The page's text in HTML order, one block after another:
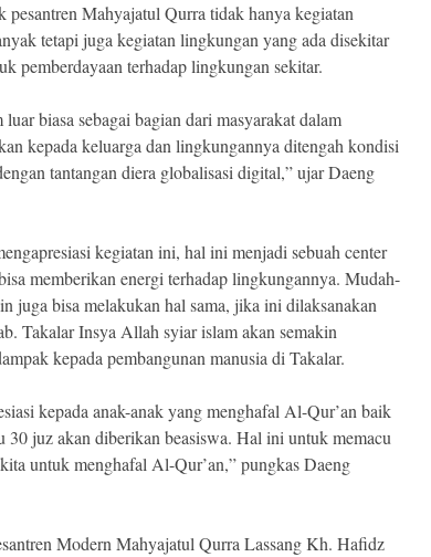
pesantren Mahyajatul Qurra tidak hanya kegiatan
tetapi juga kegiatan lingkungan yang ada disekitar
pemberdayaan terhadap lingkungan sekitar.
biasa sebagai bagian dari masyarakat dalam
kepada keluarga dan lingkungannya ditengah kondisi
tantangan diera globalisasi digital,” ujar Daeng
kegiatan ini, hal ini menjadi sebuah center
memberikan energi terhadap lingkungannya. Mudah-
juga bisa melakukan hal sama, jika ini dilaksanakan
Takalar Insya Allah syiar islam akan semakin
kepada pembangunan manusia di Takalar.
kepada anak-anak yang menghafal Al-Qur’an baik
30 juz akan diberikan beasiswa. Hal ini untuk memacu
untuk menghafal Al-Qur’an,” pungkas Daeng
Modern Mahyajatul Qurra Lassang Kh. Hafidz